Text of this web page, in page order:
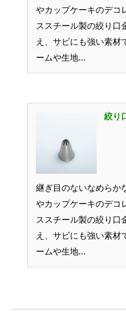
やカップケーキのデコ
ススチール製の絞り口
え、サビにも強い素材
ームや生地...
絞り
継ぎ目のないなめらか
やカップケーキのデコ
ススチール製の絞り口
え、サビにも強い素材
ームや生地...